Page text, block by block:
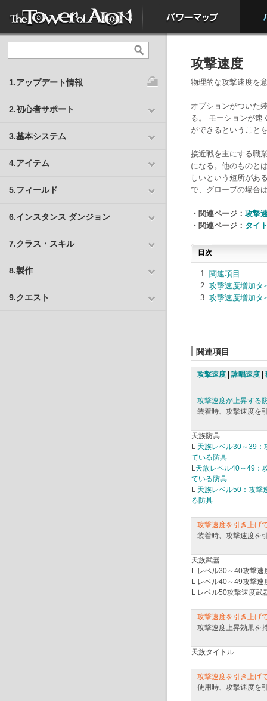
1.アップデート情報
2.初心者サポート
3.基本システム
4.アイテム
5.フィールド
6.インスタンス ダンジョン
7.クラス・スキル
8.製作
9.クエスト
攻撃速度
物理的な攻撃速度を
オプションがついた
る。 モーションが速
ができるということ
接近戦を主にする職
になる。他のものと
しいという短所があ
で、グローブの場合
・関連ページ： 攻撃
・関連ページ： タイ
目次
関連項目
攻撃速度増加タ
攻撃速度増加タ
関連項目
攻撃速度 詠唱速度
攻撃速度が上昇する
装着時、攻撃速度を
天族防具
L 天族レベル30～39：
ている防具
L天族レベル40～49：
ている防具
L 天族レベル50：攻撃
る防具
攻撃速度を引き上げ
装着時、攻撃速度を
天族武器
L レベル30～40攻撃速
L レベル40～49攻撃速
L レベル50攻撃速度武
攻撃速度を引き上げ
攻撃速度上昇効果を
天族タイトル
攻撃速度を引き上げ
使用時、攻撃速度を